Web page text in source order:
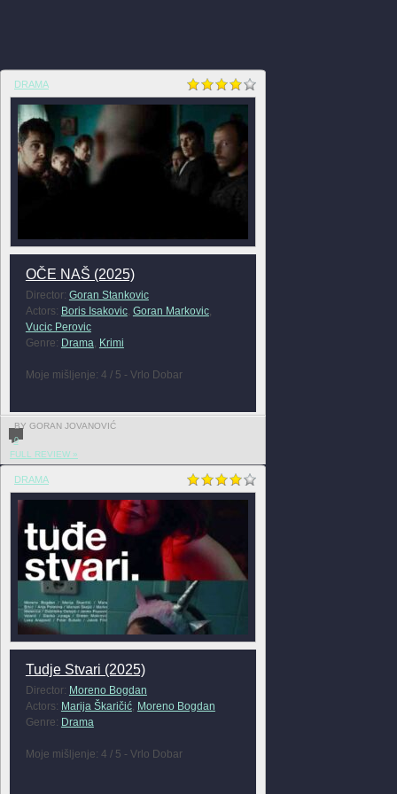
DRAMA
OČE NAŠ (2025)
Director: Goran Stankovic
Actors: Boris Isakovic, Goran Markovic,
Vucic Perovic
Genre: Drama, Krimi
Moje mišljenje: 4 / 5 - Vrlo Dobar
BY GORAN JOVANOVIĆ
0
FULL REVIEW »
DRAMA
Tudje Stvari (2025)
Director: Moreno Bogdan
Actors: Marija Škaričić, Moreno Bogdan
Genre: Drama
Moje mišljenje: 4 / 5 - Vrlo Dobar